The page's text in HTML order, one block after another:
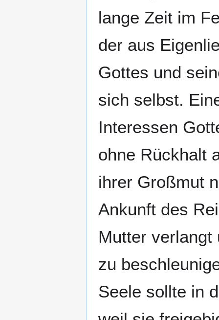
lange Zeit im
der aus
Gottes und
sich selbst.
Interessen
ohne Rückhalt
ihrer Großmut
Ankunft des
Mutter verlangt
zu
Seele sollte in